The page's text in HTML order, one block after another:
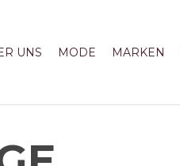
UNS MODE MARKEN